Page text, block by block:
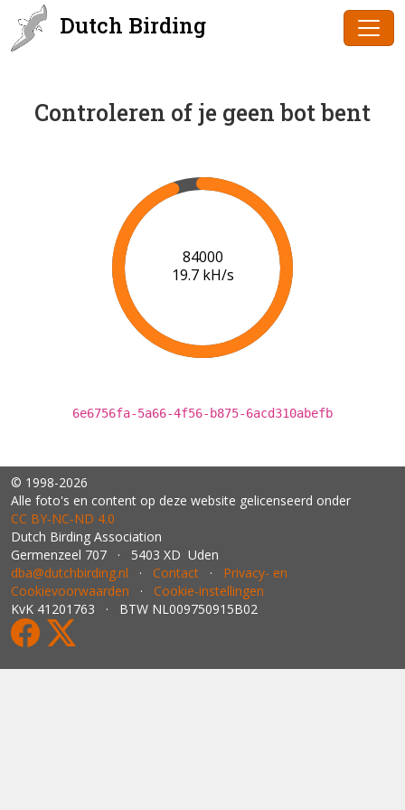
Dutch Birding
Controleren of je geen bot bent
85000
19.7 kH/s
6e6756fa-5a66-4f56-b875-6acd310abefb
© 1998-2026
Alle foto's en content op deze website gelicenseerd onder
CC BY‑NC‑ND 4.0
Dutch Birding Association
Germenzeel 707 · 5403 XD Uden
dba@dutchbirding.nl · Contact · Privacy- en
Cookievoorwaarden · Cookie-instellingen
KvK 41201763 · BTW NL009750915B02